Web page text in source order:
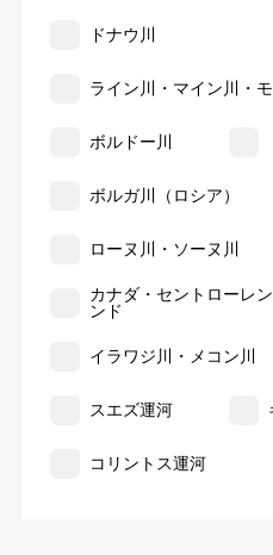
ドナウ川
ライン川・マイン川・
ボルドー川
ボルガ川（ロシア）
ローヌ川・ソーヌ川
カナダ・セントローレ
ンド
イラワジ川・メコン川
スエズ運河
コリントス運河